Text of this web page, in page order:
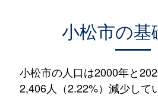
小松市の基
小松市の人口は2000年と
2,406人（2.22%）減少して